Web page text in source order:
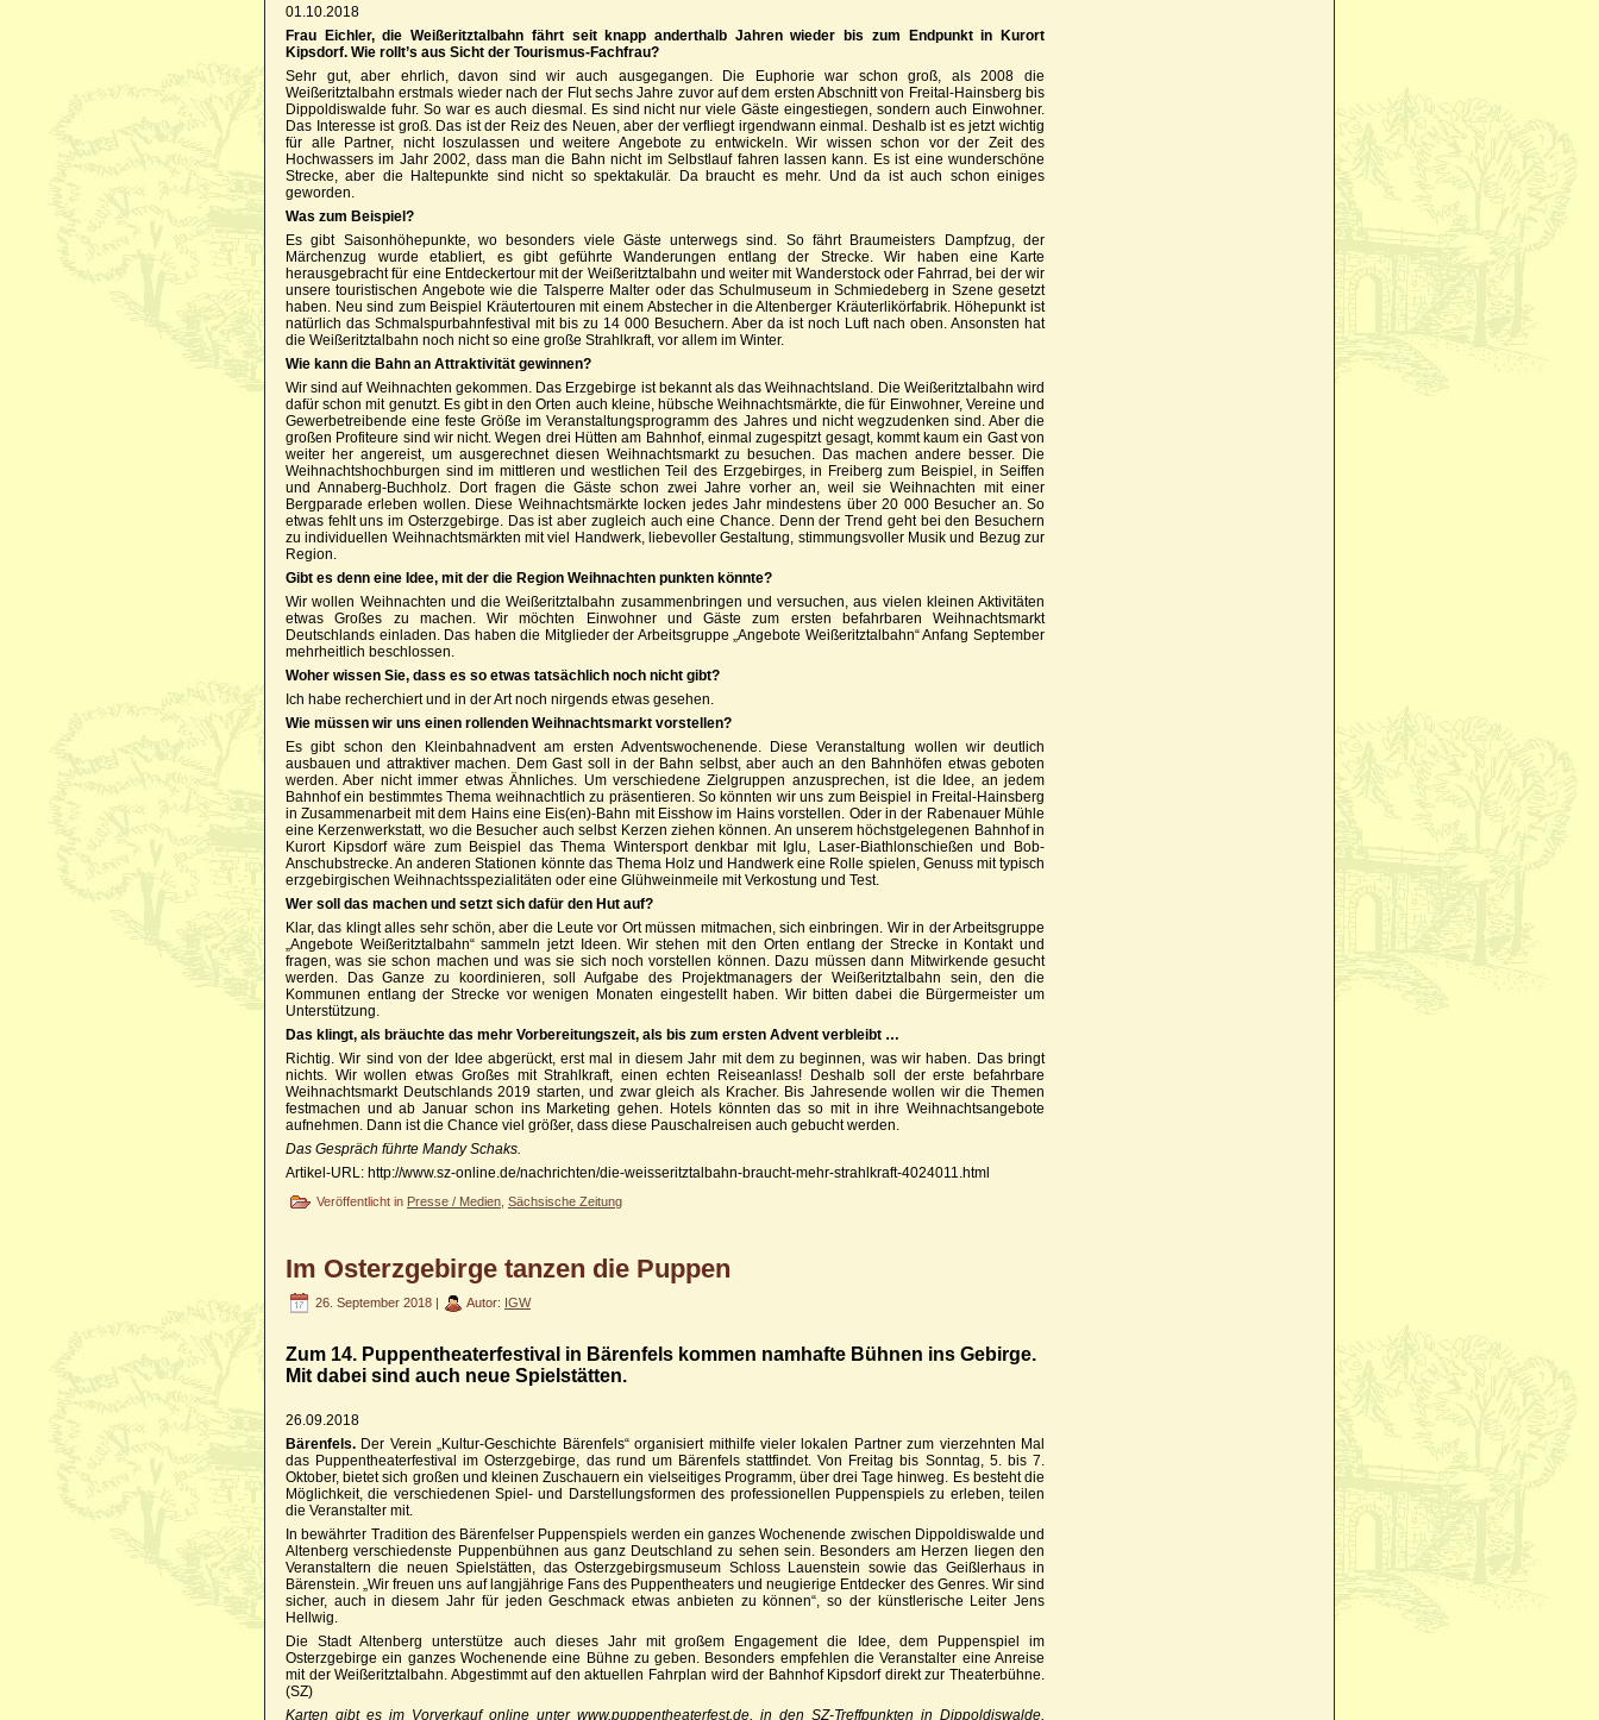
01.10.2018
Frau Eichler, die Weißeritztalbahn fährt seit knapp anderthalb Jahren wieder bis zum Endpunkt in Kurort
Kipsdorf. Wie rollt’s aus Sicht der Tourismus-Fachfrau?
Sehr gut, aber ehrlich, davon sind wir auch ausgegangen. Die Euphorie war schon groß, als 2008 die
Weißeritztalbahn erstmals wieder nach der Flut sechs Jahre zuvor auf dem ersten Abschnitt von Freital-Hainsberg bis
Dippoldiswalde fuhr. So war es auch diesmal. Es sind nicht nur viele Gäste eingestiegen, sondern auch Einwohner.
Das Interesse ist groß. Das ist der Reiz des Neuen, aber der verfliegt irgendwann einmal. Deshalb ist es jetzt wichtig
für alle Partner, nicht loszulassen und weitere Angebote zu entwickeln. Wir wissen schon vor der Zeit des
Hochwassers im Jahr 2002, dass man die Bahn nicht im Selbstlauf fahren lassen kann. Es ist eine wunderschöne
Strecke, aber die Haltepunkte sind nicht so spektakulär. Da braucht es mehr. Und da ist auch schon einiges
geworden.
Was zum Beispiel?
Es gibt Saisonhöhepunkte, wo besonders viele Gäste unterwegs sind. So fährt Braumeisters Dampfzug, der
Märchenzug wurde etabliert, es gibt geführte Wanderungen entlang der Strecke. Wir haben eine Karte
herausgebracht für eine Entdeckertour mit der Weißeritztalbahn und weiter mit Wanderstock oder Fahrrad, bei der wir
unsere touristischen Angebote wie die Talsperre Malter oder das Schulmuseum in Schmiedeberg in Szene gesetzt
haben. Neu sind zum Beispiel Kräutertouren mit einem Abstecher in die Altenberger Kräuterlikörfabrik. Höhepunkt ist
natürlich das Schmalspurbahnfestival mit bis zu 14 000 Besuchern. Aber da ist noch Luft nach oben. Ansonsten hat
die Weißeritztalbahn noch nicht so eine große Strahlkraft, vor allem im Winter.
Wie kann die Bahn an Attraktivität gewinnen?
Wir sind auf Weihnachten gekommen. Das Erzgebirge ist bekannt als das Weihnachtsland. Die Weißeritztalbahn wird
dafür schon mit genutzt. Es gibt in den Orten auch kleine, hübsche Weihnachtsmärkte, die für Einwohner, Vereine und
Gewerbetreibende eine feste Größe im Veranstaltungsprogramm des Jahres und nicht wegzudenken sind. Aber die
großen Profiteure sind wir nicht. Wegen drei Hütten am Bahnhof, einmal zugespitzt gesagt, kommt kaum ein Gast von
weiter her angereist, um ausgerechnet diesen Weihnachtsmarkt zu besuchen. Das machen andere besser. Die
Weihnachtshochburgen sind im mittleren und westlichen Teil des Erzgebirges, in Freiberg zum Beispiel, in Seiffen
und Annaberg-Buchholz. Dort fragen die Gäste schon zwei Jahre vorher an, weil sie Weihnachten mit einer
Bergparade erleben wollen. Diese Weihnachtsmärkte locken jedes Jahr mindestens über 20 000 Besucher an. So
etwas fehlt uns im Osterzgebirge. Das ist aber zugleich auch eine Chance. Denn der Trend geht bei den Besuchern
zu individuellen Weihnachtsmärkten mit viel Handwerk, liebevoller Gestaltung, stimmungsvoller Musik und Bezug zur
Region.
Gibt es denn eine Idee, mit der die Region Weihnachten punkten könnte?
Wir wollen Weihnachten und die Weißeritztalbahn zusammenbringen und versuchen, aus vielen kleinen Aktivitäten
etwas Großes zu machen. Wir möchten Einwohner und Gäste zum ersten befahrbaren Weihnachtsmarkt
Deutschlands einladen. Das haben die Mitglieder der Arbeitsgruppe „Angebote Weißeritztalbahn“ Anfang September
mehrheitlich beschlossen.
Woher wissen Sie, dass es so etwas tatsächlich noch nicht gibt?
Ich habe recherchiert und in der Art noch nirgends etwas gesehen.
Wie müssen wir uns einen rollenden Weihnachtsmarkt vorstellen?
Es gibt schon den Kleinbahnadvent am ersten Adventswochenende. Diese Veranstaltung wollen wir deutlich
ausbauen und attraktiver machen. Dem Gast soll in der Bahn selbst, aber auch an den Bahnhöfen etwas geboten
werden. Aber nicht immer etwas Ähnliches. Um verschiedene Zielgruppen anzusprechen, ist die Idee, an jedem
Bahnhof ein bestimmtes Thema weihnachtlich zu präsentieren. So könnten wir uns zum Beispiel in Freital-Hainsberg
in Zusammenarbeit mit dem Hains eine Eis(en)-Bahn mit Eisshow im Hains vorstellen. Oder in der Rabenauer Mühle
eine Kerzenwerkstatt, wo die Besucher auch selbst Kerzen ziehen können. An unserem höchstgelegenen Bahnhof in
Kurort Kipsdorf wäre zum Beispiel das Thema Wintersport denkbar mit Iglu, Laser-Biathlonschießen und Bob-
Anschubstrecke. An anderen Stationen könnte das Thema Holz und Handwerk eine Rolle spielen, Genuss mit typisch
erzgebirgischen Weihnachtsspezialitäten oder eine Glühweinmeile mit Verkostung und Test.
Wer soll das machen und setzt sich dafür den Hut auf?
Klar, das klingt alles sehr schön, aber die Leute vor Ort müssen mitmachen, sich einbringen. Wir in der Arbeitsgruppe
„Angebote Weißeritztalbahn“ sammeln jetzt Ideen. Wir stehen mit den Orten entlang der Strecke in Kontakt und
fragen, was sie schon machen und was sie sich noch vorstellen können. Dazu müssen dann Mitwirkende gesucht
werden. Das Ganze zu koordinieren, soll Aufgabe des Projektmanagers der Weißeritztalbahn sein, den die
Kommunen entlang der Strecke vor wenigen Monaten eingestellt haben. Wir bitten dabei die Bürgermeister um
Unterstützung.
Das klingt, als bräuchte das mehr Vorbereitungszeit, als bis zum ersten Advent verbleibt …
Richtig. Wir sind von der Idee abgerückt, erst mal in diesem Jahr mit dem zu beginnen, was wir haben. Das bringt
nichts. Wir wollen etwas Großes mit Strahlkraft, einen echten Reiseanlass! Deshalb soll der erste befahrbare
Weihnachtsmarkt Deutschlands 2019 starten, und zwar gleich als Kracher. Bis Jahresende wollen wir die Themen
festmachen und ab Januar schon ins Marketing gehen. Hotels könnten das so mit in ihre Weihnachtsangebote
aufnehmen. Dann ist die Chance viel größer, dass diese Pauschalreisen auch gebucht werden.
Das Gespräch führte Mandy Schaks.
Artikel-URL: http://www.sz-online.de/nachrichten/die-weisseritztalbahn-braucht-mehr-strahlkraft-4024011.html
Veröffentlicht in Presse / Medien Sächsische Zeitung
Im Osterzgebirge tanzen die Puppen
26. September 2018 | Autor: IGW
Zum 14. Puppentheaterfestival in Bärenfels kommen namhafte Bühnen ins Gebirge.
Mit dabei sind auch neue Spielstätten.
26.09.2018
Bärenfels. Der Verein „Kultur-Geschichte Bärenfels“ organisiert mithilfe vieler lokalen Partner zum vierzehnten Mal
das Puppentheaterfestival im Osterzgebirge, das rund um Bärenfels stattfindet. Von Freitag bis Sonntag, 5. bis 7.
Oktober, bietet sich großen und kleinen Zuschauern ein vielseitiges Programm, über drei Tage hinweg. Es besteht die
Möglichkeit, die verschiedenen Spiel- und Darstellungsformen des professionellen Puppenspiels zu erleben, teilen
die Veranstalter mit.
In bewährter Tradition des Bärenfelser Puppenspiels werden ein ganzes Wochenende zwischen Dippoldiswalde und
Altenberg verschiedenste Puppenbühnen aus ganz Deutschland zu sehen sein. Besonders am Herzen liegen den
Veranstaltern die neuen Spielstätten, das Osterzgebirgsmuseum Schloss Lauenstein sowie das Geißlerhaus in
Bärenstein. „Wir freuen uns auf langjährige Fans des Puppentheaters und neugierige Entdecker des Genres. Wir sind
sicher, auch in diesem Jahr für jeden Geschmack etwas anbieten zu können“, so der künstlerische Leiter Jens
Hellwig.
Die Stadt Altenberg unterstütze auch dieses Jahr mit großem Engagement die Idee, dem Puppenspiel im
Osterzgebirge ein ganzes Wochenende eine Bühne zu geben. Besonders empfehlen die Veranstalter eine Anreise
mit der Weißeritztalbahn. Abgestimmt auf den aktuellen Fahrplan wird der Bahnhof Kipsdorf direkt zur Theaterbühne.
(SZ)
Karten gibt es im Vorverkauf online unter www.puppentheaterfest.de, in den SZ-Treffpunkten in Dippoldiswalde,